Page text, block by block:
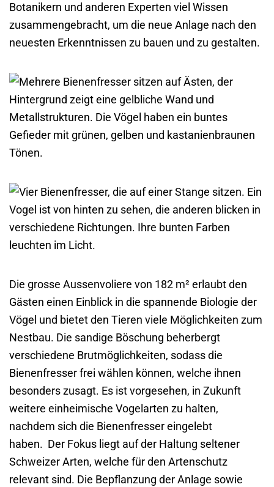
Botanikern und anderen Experten viel Wissen
zusammengebracht, um die neue Anlage nach den
neuesten Erkenntnissen zu bauen und zu gestalten.
Die grosse Aussenvoliere von 182 m² erlaubt den
Gästen einen Einblick in die spannende Biologie der
Vögel und bietet den Tieren viele Möglichkeiten zum
Nestbau. Die sandige Böschung beherbergt
verschiedene Brutmöglichkeiten, sodass die
Bienenfresser frei wählen können, welche ihnen
besonders zusagt. Es ist vorgesehen, in Zukunft
weitere einheimische Vogelarten zu halten,
nachdem sich die Bienenfresser eingelebt
haben. Der Fokus liegt auf der Haltung seltener
Schweizer Arten, welche für den Artenschutz
relevant sind. Die Bepflanzung der Anlage sowie